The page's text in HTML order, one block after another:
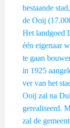
bestaande
de Ooij
Het landgoed
één eigenaar
te gaan
in 1925
ver van het
Ooij zal na
gerealiseerd.
zal de